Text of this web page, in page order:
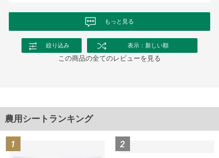
もっと見る
絞り込み 表示：新しい順
この商品の全てのレビューを見る
農用シートランキング